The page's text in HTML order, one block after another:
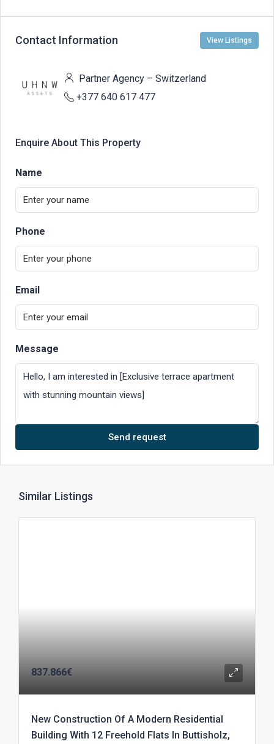
Contact Information View Listings
Partner Agency – Switzerland
+377 640 617 477
Enquire About This Property
Name
Phone
Email
Message
Send request
Similar Listings
837.866€
New Construction Of A Modern Residential
Building With 12 Freehold Flats In Buttisholz,